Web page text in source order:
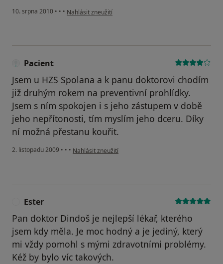
10. srpna 2010 • • • podle názoru uživatele Pacient
Nahlásit zneužití
Pacient
Jsem u HZS Spolana a k panu doktorovi chodím
již druhým rokem na preventivní prohlídky.
Jsem s ním spokojen i s jeho zástupem v době
jeho nepřítonosti, tím myslím jeho dceru. Díky
ní možná přestanu kouřit.
2. listopadu 2009 • • • podle názoru uživatele Pacient
Nahlásit zneužití
Ester
Pan doktor Dindoš je nejlepší lékař, kterého
jsem kdy měla. Je moc hodný a je jediný, který
mi vždy pomohl s mými zdravotními problémy.
Kéž by bylo víc takových.